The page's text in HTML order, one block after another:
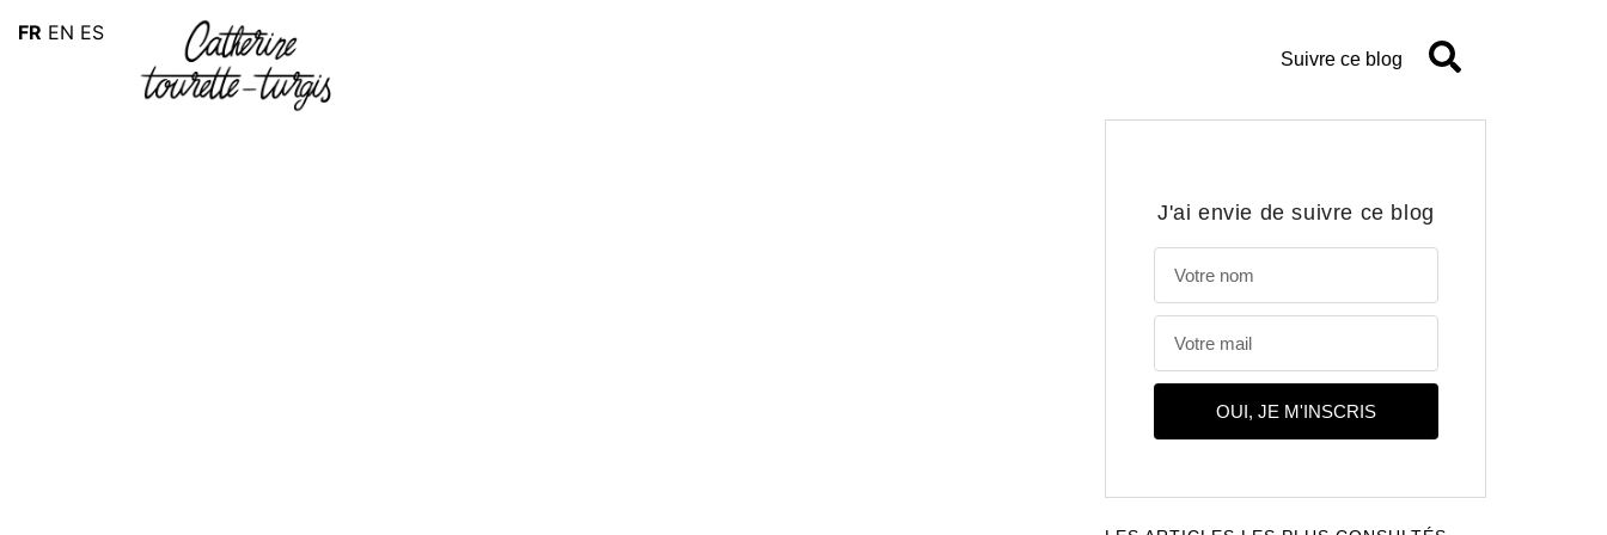
Suivre ce blog
J'ai envie de suivre ce blog
OUI, JE M'INSCRIS
FR EN ES